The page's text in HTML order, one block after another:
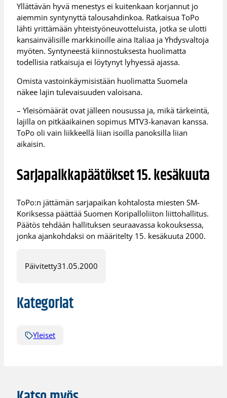
Yllättävän hyvä menestys ei kuitenkaan korjannut jo
aiemmin syntynyttä talousahdinkoa. Ratkaisua ToPo
lähti yrittämään yhteistyöneuvotteluista, jotka se ulotti
kansainvälisille markkinoille aina Italiaa ja Yhdysvaltoja
myöten. Syntyneestä kiinnostuksesta huolimatta
todellisia ratkaisuja ei löytynyt lyhyessä ajassa.
Omista vastoinkäymisistään huolimatta Suomela
näkee lajin tulevaisuuden valoisana.
– Yleisömäärät ovat jälleen nousussa ja, mikä tärkeintä,
lajilla on pitkäaikainen sopimus MTV3-kanavan kanssa.
ToPo oli vain liikkeellä liian isoilla panoksilla liian
aikaisin.
Sarjapaikkapäätökset 15. kesäkuuta
ToPo:n jättämän sarjapaikan kohtalosta miesten SM-
Koriksessa päättää Suomen Koripalloliiton liittohallitus.
Päätös tehdään hallituksen seuraavassa kokouksessa,
jonka ajankohdaksi on määritelty 15. kesäkuuta 2000.
Päivitetty31.05.2000
Kategoriat
Yleiset